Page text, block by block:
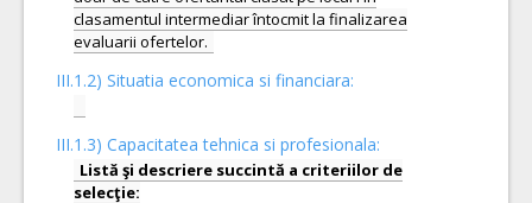
clasamentul intermediar întocmit la finalizarea
III.1.2) Situatia economica si financiara:
III.1.3) Capacitatea tehnica si profesionala:
Listă şi descriere succintă a criteriilor de